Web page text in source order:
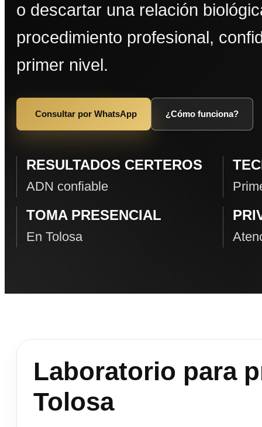
o descartar una relación
procedimiento profesional,
primer nivel.
Consultar por WhatsApp ¿Cómo funciona?
RESULTADOS CERTEROS
ADN confiable
TOMA PRESENCIAL
En Tolosa
Laboratorio para
Tolosa